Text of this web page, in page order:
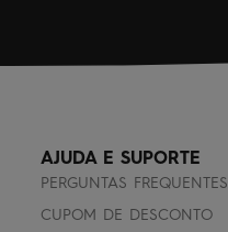
AJUDA E SUPORTE
PERGUNTAS FREQUENTES
CUPOM DE DESCONTO